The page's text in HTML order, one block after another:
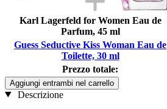
Karl Lagerfeld for Women Eau de
Parfum, 45 ml
Guess Seductive Kiss Woman Eau de
Toilette, 30 ml
Prezzo totale:
Aggiungi entrambi nel carrello
Descrizione